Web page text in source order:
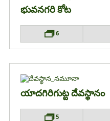
భువనగరి కోట
6
యాదగిరిగుట్ట దేవస్థానం
5